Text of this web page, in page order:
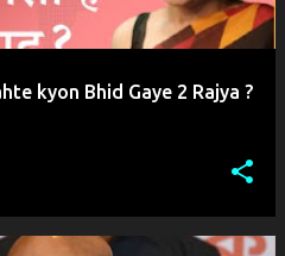
kyon Bhid Gaye 2 Rajya ?